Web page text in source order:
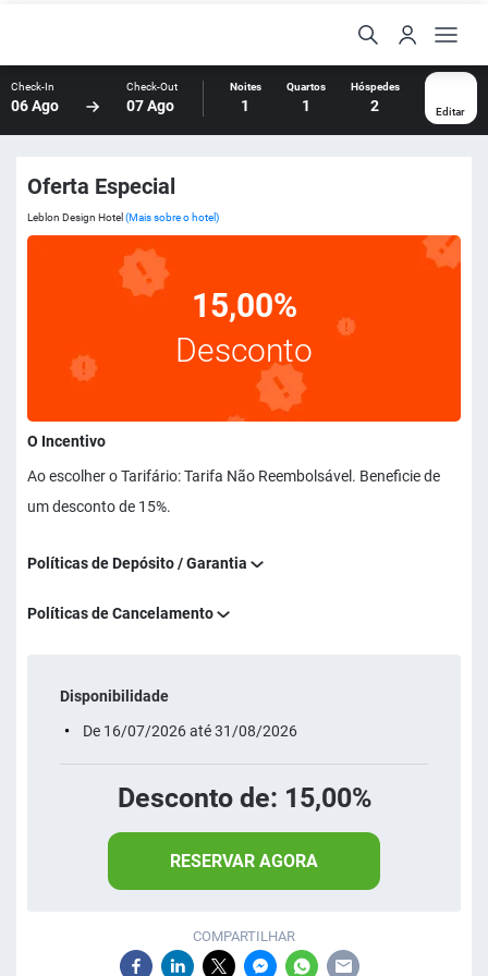
Check-In
06 Ago
Check-Out
07 Ago
Noites
1
Quartos
1
Hóspedes
2 Editar
Oferta Especial
Leblon Design Hotel (Mais sobre o hotel)
15,00%
Desconto
O Incentivo
Ao escolher o Tarifário: Tarifa Não Reembolsável. Beneficie de
um desconto de 15%.
Políticas de Depósito / Garantia
Políticas de Cancelamento
Disponibilidade
De 16/07/2026 até 31/08/2026
Desconto de: 15,00%
RESERVAR AGORA
COMPARTILHAR